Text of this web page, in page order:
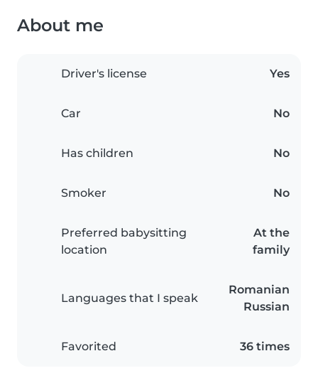
About me
Driver's license Yes
Car No
Has children No
Smoker No
Preferred babysitting
location
At the
family
Languages that I speak
Romanian
Russian
Favorited 36 times